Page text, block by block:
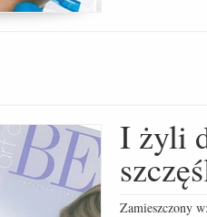
I żyli
Zamieszczony w: